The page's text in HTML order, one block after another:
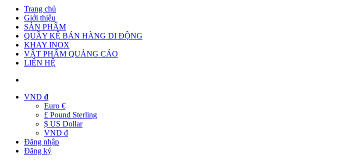
Trang chủ
Giới thiệu
SẢN PHẨM
QUẦY KỆ BÁN HÀNG DI ĐỘNG
KHAY INOX
VẬT PHẨM QUẢNG CÁO
LIÊN HỆ
VND đ
Euro €
£ Pound Sterling
$ US Dollar
VND đ
Đăng nhập
Đăng ký